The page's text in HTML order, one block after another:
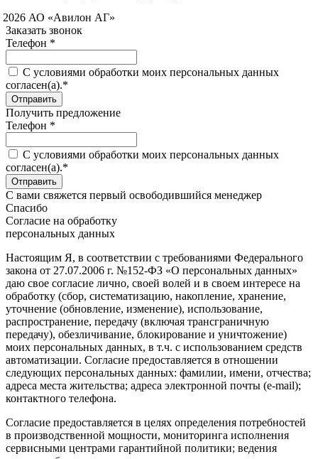
АО «Авилон АГ»
Заказать звонок
Телефон *
C условиями обработки моих персональных данных
согласен(а).*
Получить предложение
Телефон *
C условиями обработки моих персональных данных
согласен(а).*
С вами свяжется первый освободившийся менеджер
Спасибо
Согласие на обработку
персональных данных
Настоящим Я, в соответствии с требованиями Федерального
закона от 27.07.2006 г. №152-ФЗ «О персональных данных»
даю свое согласие лично, своей волей и в своем интересе на
обработку (сбор, систематизацию, накопление, хранение,
уточнение (обновление, изменение), использование,
распространение, передачу (включая трансграничную
передачу), обезличивание, блокирование и уничтожение)
моих персональных данных, в т.ч. с использованием средств
автоматизации. Согласие предоставляется в отношении
следующих персональных данных: фамилии, имени, отчества;
адреса места жительства; адреса электронной почты (e-mail);
контактного телефона.
Согласие предоставляется в целях определения потребностей
в производственной мощности, мониторинга исполнения
сервисными центрами гарантийной политики; ведения